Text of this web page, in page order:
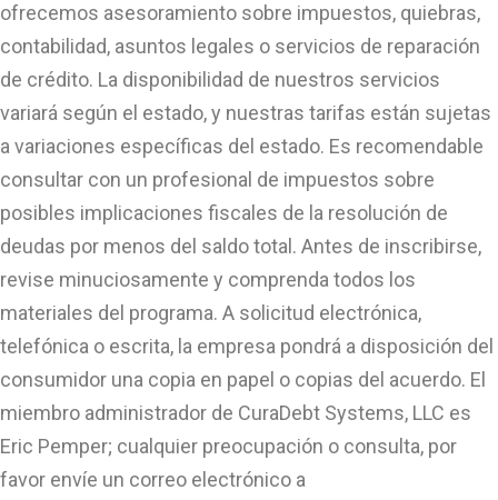
ofrecemos asesoramiento sobre impuestos, quiebras,
contabilidad, asuntos legales o servicios de reparación
de crédito. La disponibilidad de nuestros servicios
variará según el estado, y nuestras tarifas están sujetas
a variaciones específicas del estado. Es recomendable
consultar con un profesional de impuestos sobre
posibles implicaciones fiscales de la resolución de
deudas por menos del saldo total. Antes de inscribirse,
revise minuciosamente y comprenda todos los
materiales del programa. A solicitud electrónica,
telefónica o escrita, la empresa pondrá a disposición del
consumidor una copia en papel o copias del acuerdo. El
miembro administrador de CuraDebt Systems, LLC es
Eric Pemper; cualquier preocupación o consulta, por
favor envíe un correo electrónico a